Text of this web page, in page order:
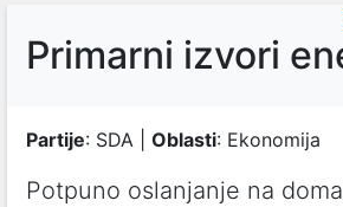
Primarni izvori
Partije: SDA | Oblasti: Ekonomija
Potpuno oslanjanje na